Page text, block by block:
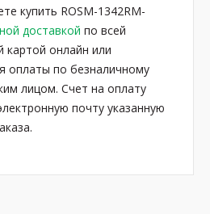
купить ROSM-1342RM-
доставкой по всей
картой онлайн или
оплаты по безналичному
лицом. Счет на оплату
почту указанную